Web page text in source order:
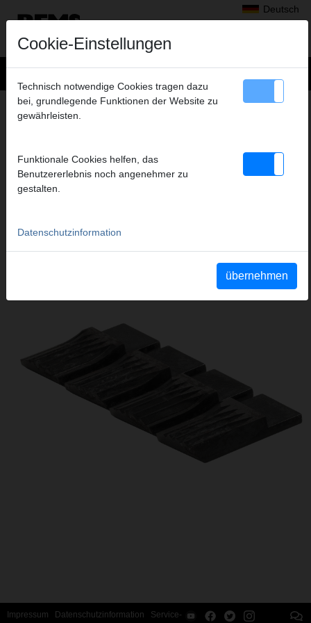
Deutsch
Produkte>Gewindeschneiden, Rollnuten >
Strehler Schneidbacken und Halter, Strehler Schneidbacken
STREHL UNC 1 3/8-1 1/2-6, SATZ
Art.-Nr. 751568 RWS
Katalogauszüge
Impressum Datenschutzinformation
Service-
Cookie-Einstellungen
Technisch notwendige Cookies tragen dazu
bei, grundlegende Funktionen der Website zu
gewährleisten.
Funktionale Cookies helfen, das
Benutzererlebnis noch angenehmer zu
gestalten.
Datenschutzinformation
übernehmen